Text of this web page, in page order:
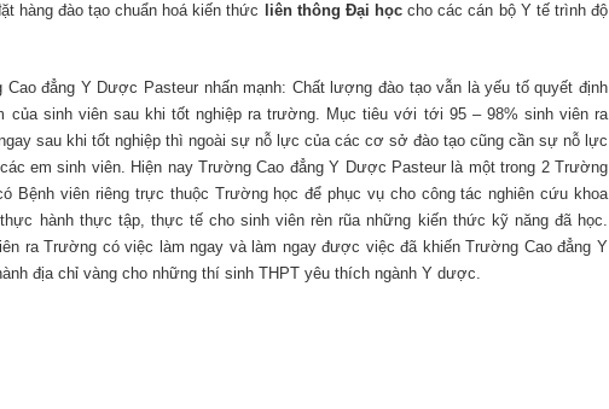
hàng đào tạo chuẩn hoá kiến thức
liên thông Đại họccho các cán bộ Y tế trình độ
Cao đẳng Y Dược Pasteur nhấn mạnh: Chất lượng đào tạo vẫn là yếu tố quyết định
của sinh viên sau khi tốt nghiệp ra trường. Mục tiêu với tới 95 – 98% sinh viên ra
sau khi tốt nghiệp thì ngoài sự nỗ lực của các cơ sở đào tạo cũng cần sự nỗ lực
em sinh viên. Hiện nay Trường Cao đẳng Y Dược Pasteur là một trong 2 Trường
Bệnh viên riêng trực thuộc Trường học để phục vụ cho công tác nghiên cứu khoa
hành thực tập, thực tế cho sinh viên rèn rũa những kiến thức kỹ năng đã học.
ra Trường có việc làm ngay và làm ngay được việc đã khiến Trường Cao đẳng Y
địa chỉ vàng cho những thí sinh THPT yêu thích ngành Y dược.